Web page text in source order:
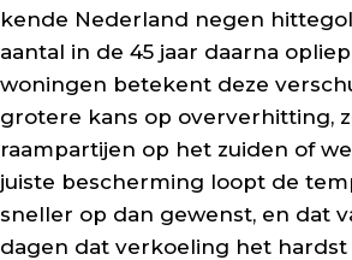
kende Nederland negen
aantal in de 45 jaar daarna
woningen betekent deze
grotere kans op oververhitting,
raampartijen op het zuiden of
juiste bescherming loopt de
sneller op dan gewenst, en dat
dagen dat verkoeling het hardst